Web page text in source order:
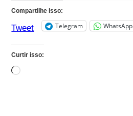
Compartilhe isso:
Tweet Telegram WhatsApp
Curtir isso:
Carregando...